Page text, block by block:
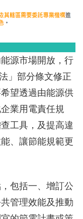
源市場開放，行
」部分條文修正
望透過由能源供
業用電責任規
工具，及提高違
、讓節能規範更
包括一、增訂公
管理效能及推動